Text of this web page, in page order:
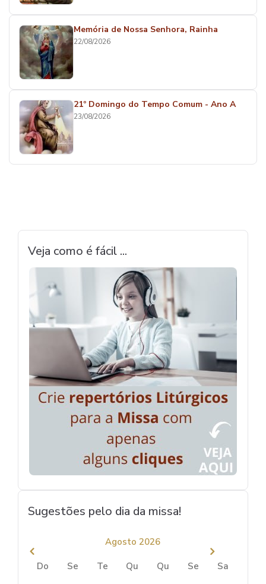
Memória de Nossa Senhora, Rainha
22/08/2026
21º Domingo do Tempo Comum - Ano A
23/08/2026
Veja como é fácil ...
Sugestões pelo dia da missa!
Agosto 2026
Do Se Te Qu Qu Se
Sa